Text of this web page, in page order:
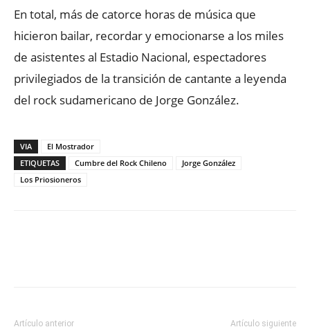
En total, más de catorce horas de música que
hicieron bailar, recordar y emocionarse a los miles
de asistentes al Estadio Nacional, espectadores
privilegiados de la transición de cantante a leyenda
del rock sudamericano de Jorge González.
VIA
El Mostrador
ETIQUETAS
Cumbre del Rock Chileno
Jorge González
Los Priosioneros
Artículo anterior Artículo siguiente